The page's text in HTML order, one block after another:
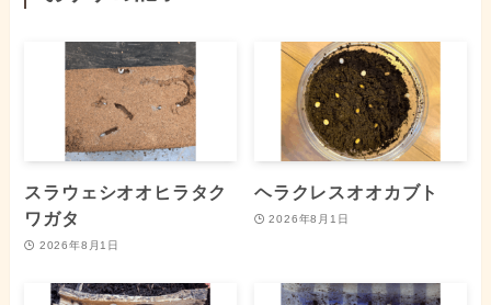
スラウェシオオヒラタク
ワガタ
2026年8月1日
ヘラクレスオオカブト
2026年8月1日